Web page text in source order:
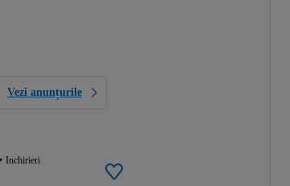
Vezi anunțurile
Inchirieri